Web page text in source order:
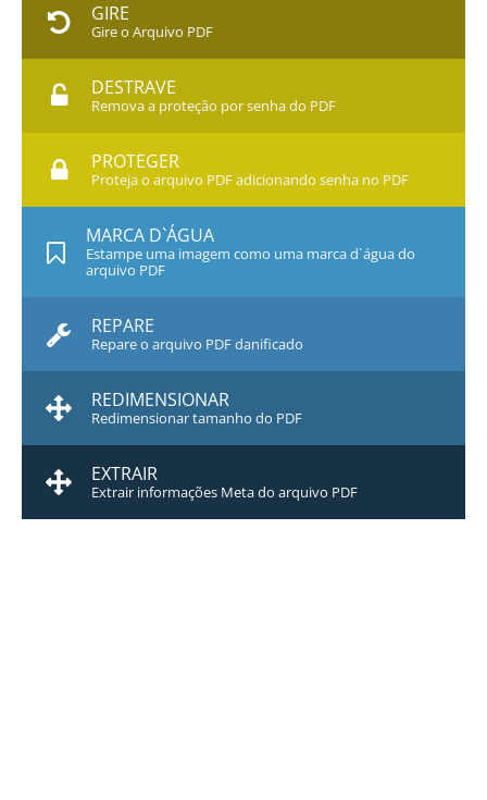
GIRE
Gire o Arquivo PDF
DESTRAVE
Remova a proteção por senha do PDF
PROTEGER
Proteja o arquivo PDF adicionando senha no PDF
MARCA D`ÁGUA
Estampe uma imagem como uma marca d`água do
arquivo PDF
REPARE
Repare o arquivo PDF danificado
REDIMENSIONAR
Redimensionar tamanho do PDF
EXTRAIR
Extrair informações Meta do arquivo PDF